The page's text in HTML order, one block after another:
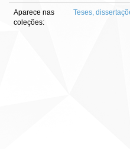
Aparece nas
coleções:
Teses,